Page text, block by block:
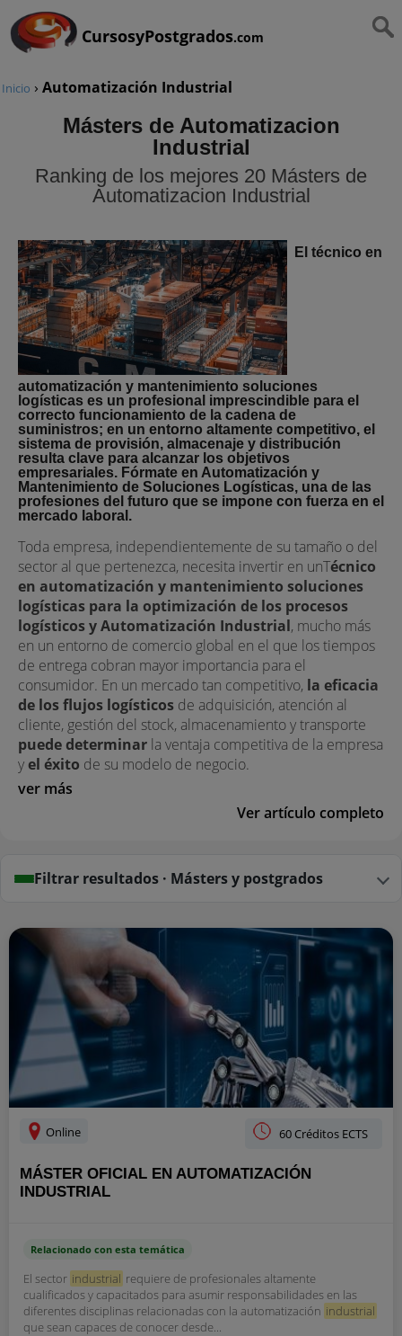
CursosyPostgrados.com
Inicio › Automatización Industrial
Másters de Automatizacion
Industrial
Ranking de los mejores 20 Másters de
Automatizacion Industrial
El técnico en
automatización y mantenimiento soluciones
logísticas es un profesional imprescindible para el
correcto funcionamiento de la cadena de
suministros; en un entorno altamente competitivo, el
sistema de provisión, almacenaje y distribución
resulta clave para alcanzar los objetivos
empresariales. Fórmate en Automatización y
Mantenimiento de Soluciones Logísticas, una de las
profesiones del futuro que se impone con fuerza en el
mercado laboral.
Toda empresa, independientemente de su tamaño o del
sector al que pertenezca, necesita invertir en unTécnico
en automatización y mantenimiento soluciones
logísticas para la optimización de los procesos
logísticos y Automatización Industrial, mucho más
en un entorno de comercio global en el que los tiempos
de entrega cobran mayor importancia para el
consumidor. En un mercado tan competitivo, la eficacia
de los flujos logísticos de adquisición, atención al
cliente, gestión del stock, almacenamiento y transporte
puede determinar la ventaja competitiva de la empresa
yel éxito de su modelo de negocio.
ver más
Ver artículo completo
Filtrar resultados · Másters y postgrados
Online 60 Créditos ECTS
MÁSTER OFICIAL EN AUTOMATIZACIÓN
INDUSTRIAL
Relacionado con esta temática
El sector industrial requiere de profesionales altamente
cualificados y capacitados para asumir responsabilidades en las
diferentes disciplinas relacionadas con la automatización industrial
que sean capaces de conocer desde...